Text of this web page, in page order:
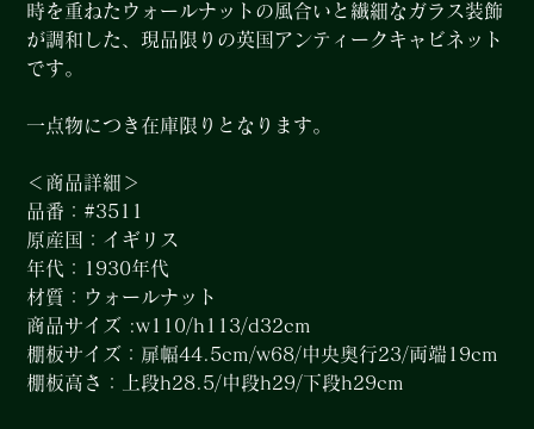
時を重ねたウォールナットの風合いと繊細なガラス装飾
が調和した、現品限りの英国アンティークキャビネット
です。
一点物につき在庫限りとなります。
＜商品詳細＞
品番：#3511
原産国：イギリス
年代：1930年代
材質：ウォールナット
商品サイズ :w110/h113/d32cm
棚板サイズ：扉幅44.5cm/w68/中央奥行23/両端19cm
棚板高さ：上段h28.5/中段h29/下段h29cm